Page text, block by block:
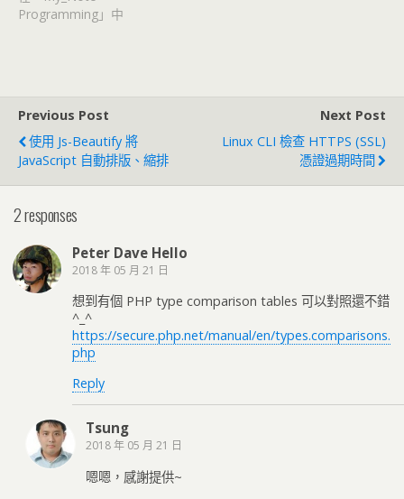
Programming」中
Previous Post
使用 Js-Beautify 將
JavaScript 自動排版、縮排
Next Post
Linux CLI 檢查 HTTPS (SSL)
憑證過期時間
2 responses
Peter Dave Hello
2018 年 05 月 21 日
想到有個 PHP type comparison tables 可以對照還不錯
^_^
https://secure.php.net/manual/en/types.comparisons.
php
Reply
Tsung
2018 年 05 月 21 日
嗯嗯，感謝提供~